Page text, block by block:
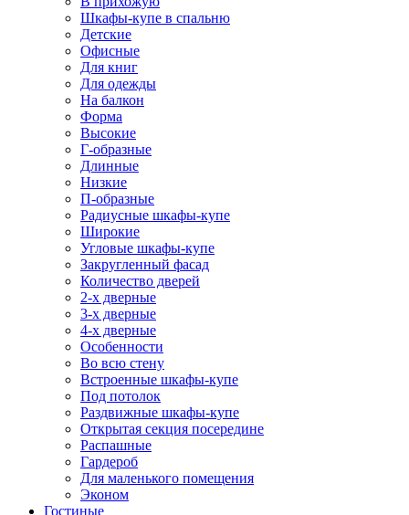
Шкафы-купе в спальню
Детские
Офисные
Для книг
Для одежды
На балкон
Форма
Высокие
Г-образные
Длинные
Низкие
П-образные
Радиусные шкафы-купе
Широкие
Угловые шкафы-купе
Закругленный фасад
Количество дверей
2-х дверные
3-х дверные
4-х дверные
Особенности
Во всю стену
Встроенные шкафы-купе
Под потолок
Раздвижные шкафы-купе
Открытая секция посередине
Распашные
Гардероб
Для маленького помещения
Эконом
Гостиные